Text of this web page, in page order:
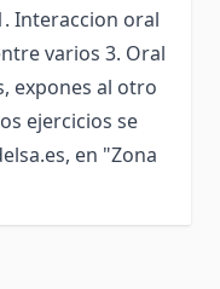
Interaccion oral
varios 3. Oral
expones al otro
ejercicios se
en "Zona